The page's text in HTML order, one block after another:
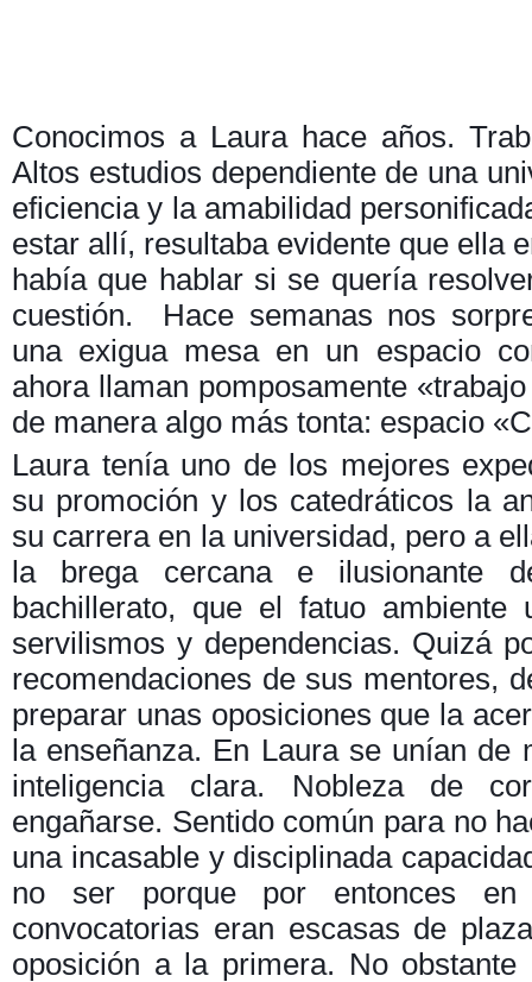
Conocimos a Laura hace años.
Altos estudios dependiente de una
eficiencia y la amabilidad
estar allí, resultaba evidente que ella
había que hablar si se quería
cuestión. Hace semanas nos
una exigua mesa en un espacio
ahora llaman pomposamente
de manera algo más tonta: espacio
Laura tenía uno de los mejores
su promoción y los catedráticos la
su carrera en la universidad, pero a
la brega cercana e ilusionante
bachillerato, que el fatuo ambiente
servilismos y dependencias. Quizá
recomendaciones de sus mentores,
preparar unas oposiciones que la
la enseñanza. En Laura se unían de
inteligencia clara. Nobleza de
engañarse. Sentido común para no
una incasable y disciplinada
no ser porque por entonces en
convocatorias eran escasas de
oposición a la primera. No